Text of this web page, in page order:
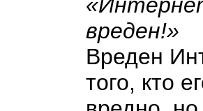
вреден!»
Вреден
того, кто